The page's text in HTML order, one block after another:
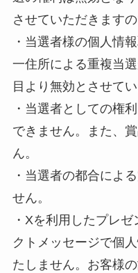
させていただきます
・当選者様の個人情
一住所による重複当
目より無効とさせてい
・当選者としての権
できません。また、
ん。
・当選者の都合によ
せん。
・Xを利用したプレ
クトメッセージで個
たしません。お客様